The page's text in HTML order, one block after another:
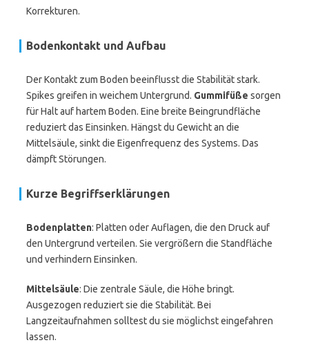
Korrekturen.
Bodenkontakt und Aufbau
Der Kontakt zum Boden beeinflusst die Stabilität stark.
Spikes greifen in weichem Untergrund. Gummifüße sorgen
für Halt auf hartem Boden. Eine breite Beingrundfläche
reduziert das Einsinken. Hängst du Gewicht an die
Mittelsäule, sinkt die Eigenfrequenz des Systems. Das
dämpft Störungen.
Kurze Begriffserklärungen
Bodenplatten: Platten oder Auflagen, die den Druck auf
den Untergrund verteilen. Sie vergrößern die Standfläche
und verhindern Einsinken.
Mittelsäule: Die zentrale Säule, die Höhe bringt.
Ausgezogen reduziert sie die Stabilität. Bei
Langzeitaufnahmen solltest du sie möglichst eingefahren
lassen.